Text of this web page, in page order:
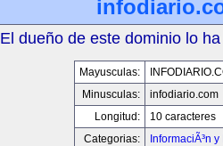
El dueño de este dominio lo
Mayusculas:
Minusculas:
infodiario.com
Longitud:
10 caracteres
Categorias:
InformaciÃ³n